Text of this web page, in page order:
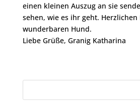
einen kleinen Auszug an sie
sehen, wie es ihr geht.
wunderbaren Hund.
Liebe Grüße, Granig Katharina